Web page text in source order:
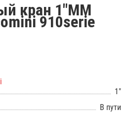
кран 1"ММ
910serie
1"
В пути